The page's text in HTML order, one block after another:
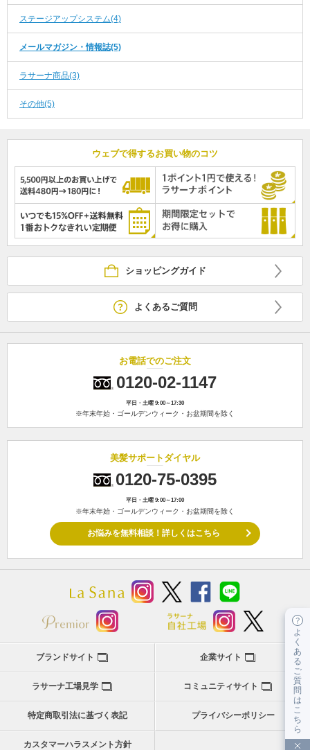
ステージアップシステム(4)
メールマガジン・情報誌(5)
ラサーナ商品(3)
その他(5)
ウェブで得するお買い物のコツ
ショッピングガイド
よくあるご質問
お電話でのご注文
0120-02-1147
平日・土曜 9:00～17:30
※年末年始・ゴールデンウィーク・お盆期間を除く
美髪サポートダイヤル
0120-75-0395
平日・土曜 9:00～17:00
※年末年始・ゴールデンウィーク・お盆期間を除く
お悩みを無料相談！詳しくはこちら
ブランドサイト 企業サイト
ラサーナ工場見学 コミュニティサイト
特定商取引法に基づく表記 プライバシーポリシー
カスタマーハラスメント方針
よ
く
あ
る
ご
質
問
は
こ
ち
ら